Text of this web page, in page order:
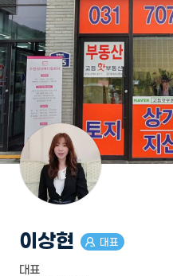
이상현 대표
대표